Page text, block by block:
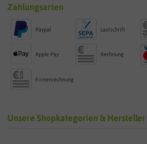
Zahlungsarten
Paypal Lastschrift
Apple Pay Rechnung
Firmenrechnung
Unsere Shopkategorien & Hersteller